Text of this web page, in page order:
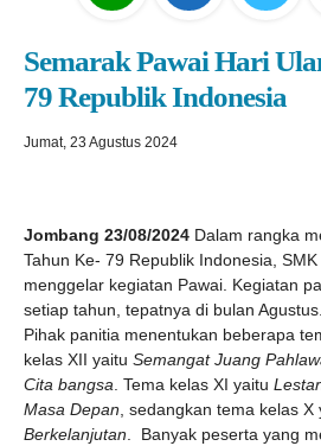
Semarak Pawai Hari
79 Republik Indonesia
Jumat, 23 Agustus 2024
Jombang 23/08/2024 Dalam rangka
Tahun Ke- 79 Republik Indonesia,
menggelar kegiatan Pawai. Kegiatan
setiap tahun, tepatnya di bulan
Pihak panitia menentukan beberapa
kelas XII yaitu Semangat Juang
Cita bangsa . Tema kelas XI yaitu
Masa Depan , sedangkan tema kelas X
Berkelanjutan . Banyak peserta yang